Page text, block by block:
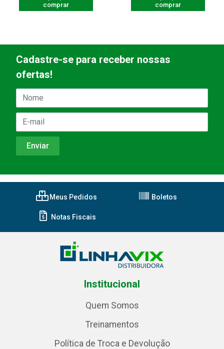
comprar
comprar
Cadastre-se para receber nossas
ofertas!
Meus Pedidos Boletos
Notas Fiscais
Institucional
Quem Somos
Treinamentos
Política de Troca e Devolução